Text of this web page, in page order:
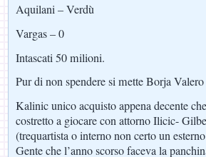
Aquilani – Verdù
Vargas – 0
Intascati 50 milioni.
Pur di non spendere si mette Borja
Kalinic unico acquisto appena decente
costretto a giocare con attorno Ilicic-
(trequartista o interno non certo un
Gente che l’anno scorso faceva la